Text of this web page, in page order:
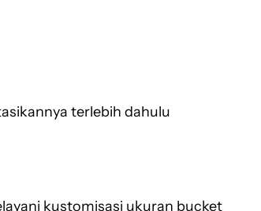
terlebih dahulu
kustomisasi ukuran bucket